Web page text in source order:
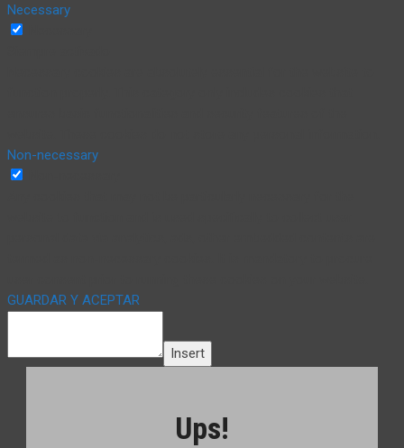
Necessary
Non-necessary
GUARDAR Y ACEPTAR
Insert
Ups!